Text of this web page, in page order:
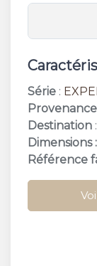
Série :
Provenance
Destination
Dimensions
Référence